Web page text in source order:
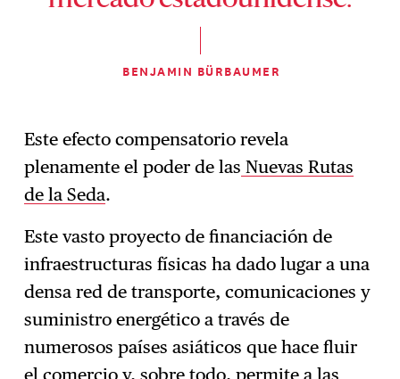
BENJAMIN BÜRBAUMER
Este efecto compensatorio revela
plenamente el poder de las Nuevas Rutas
de la Seda.
Este vasto proyecto de financiación de
infraestructuras físicas ha dado lugar a una
densa red de transporte, comunicaciones y
suministro energético a través de
numerosos países asiáticos que hace fluir
el comercio y, sobre todo, permite a las